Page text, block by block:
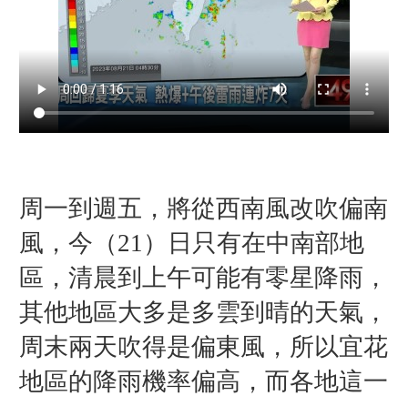
周一到週五，將從西南風改吹偏南
風，今（21）日只有在中南部地
區，清晨到上午可能有零星降雨，
其他地區大多是多雲到晴的天氣，
周末兩天吹得是偏東風，所以宜花
地區的降雨機率偏高，而各地這一